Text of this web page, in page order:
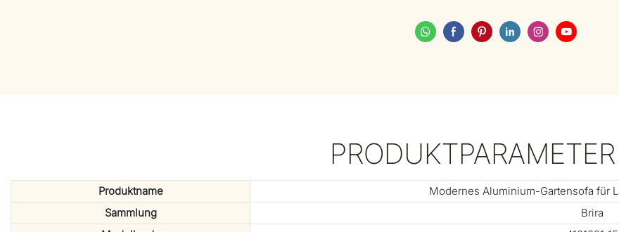
PRODUKTPARAMETER
Produktname
Modernes Aluminium-Gartensofa für
Sammlung
Brira